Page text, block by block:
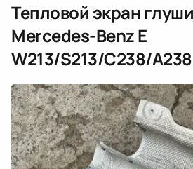
Тепловой экран
Mercedes-Benz E
W213/S213/C238/A238